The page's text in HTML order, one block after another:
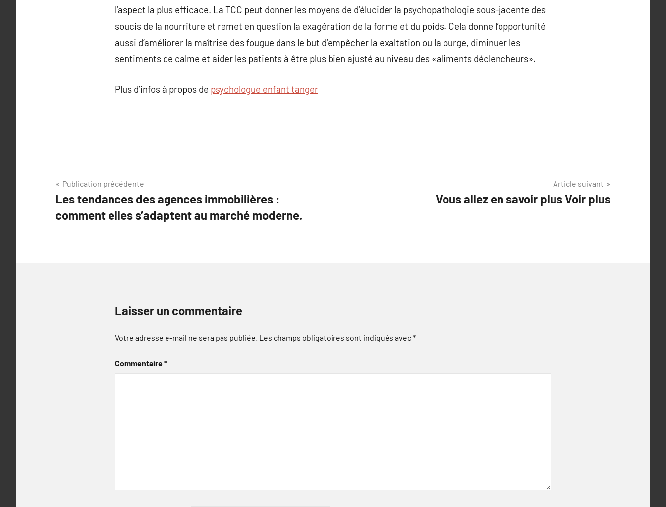
l’aspect la plus efficace. La TCC peut donner les moyens de d’élucider la psychopathologie sous-jacente des
soucis de la nourriture et remet en question la exagération de la forme et du poids. Cela donne l’opportunité
aussi d’améliorer la maîtrise des fougue dans le but d’empêcher la exaltation ou la purge, diminuer les
sentiments de calme et aider les patients à être plus bien ajusté au niveau des «aliments déclencheurs».
Plus d’infos à propos de psychologue enfant tanger
Navigation
de
l’article
Publication précédente
Les tendances des agences immobilières :
comment elles s’adaptent au marché moderne.
Article suivant
Vous allez en savoir plus Voir plus
Laisser un commentaire
Votre adresse e-mail ne sera pas publiée. Les champs obligatoires sont indiqués avec*
Commentaire*